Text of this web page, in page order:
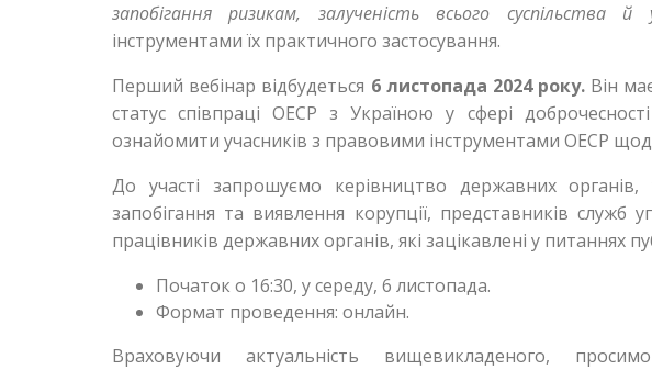
запобігання ризикам, залученість всього суспільства
інструментами їх практичного застосування.
Перший вебінар відбудеться 6 листопада 2024 року. Він
статус співпраці ОЕСР з Україною у сфері
ознайомити учасників з правовими інструментами ОЕСР
До участі запрошуємо керівництво державних
запобігання та виявлення корупції, представників служб
працівників державних органів, які зацікавлені у питаннях
Початок о 16:30, у середу, 6 листопада.
Формат проведення: онлайн.
Враховуючи актуальність вищевикладеного,